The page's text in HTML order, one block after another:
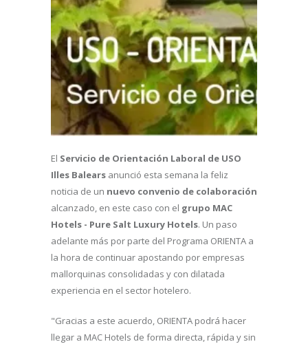
El Servicio de Orientación Laboral de USO
Illes Balears anunció esta semana la feliz
noticia de un nuevo convenio de colaboración
alcanzado, en este caso con el grupo MAC
Hotels - Pure Salt Luxury Hotels. Un paso
adelante más por parte del Programa ORIENTA a
la hora de continuar apostando por empresas
mallorquinas consolidadas y con dilatada
experiencia en el sector hotelero.
"Gracias a este acuerdo, ORIENTA podrá hacer
llegar a MAC Hotels de forma directa, rápida y sin